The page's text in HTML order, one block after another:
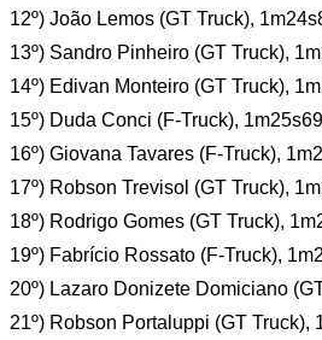
12º) João Lemos (GT Truck),
13º) Sandro Pinheiro (GT Truck),
14º) Edivan Monteiro (GT Truck),
15º) Duda Conci (F-Truck),
16º) Giovana Tavares (F-Truck),
17º) Robson Trevisol (GT Truck),
18º) Rodrigo Gomes (GT Truck),
19º) Fabrício Rossato (F-Truck),
20º) Lazaro Donizete Domiciano
21º) Robson Portaluppi (GT Truck),